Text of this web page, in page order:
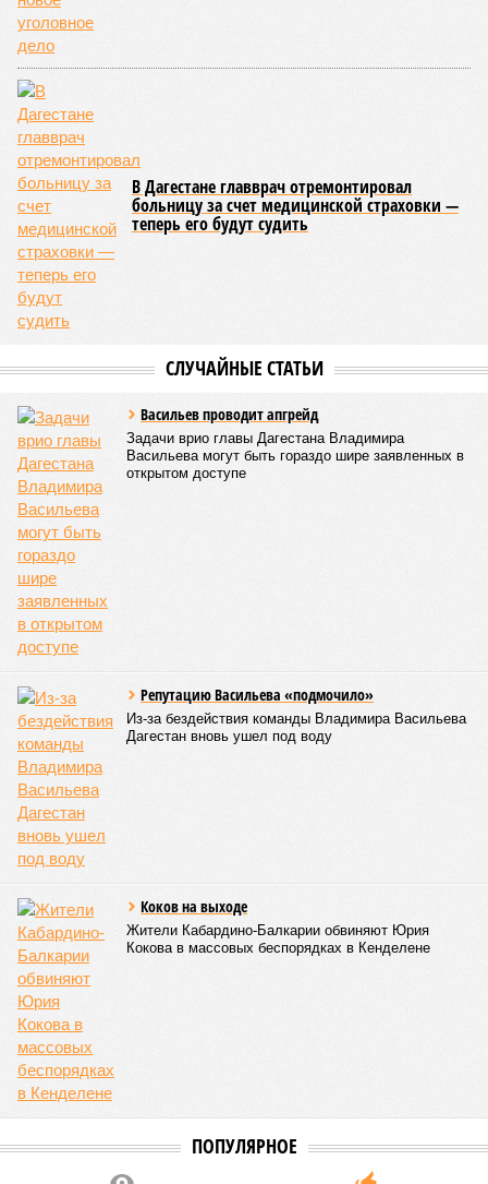
В Дагестане главврач отремонтировал
больницу за счет медицинской страховки —
теперь его будут судить
СЛУЧАЙНЫЕ СТАТЬИ
Васильев проводит апгрейд
Задачи врио главы Дагестана Владимира
Васильева могут быть гораздо шире заявленных в
открытом доступе
Репутацию Васильева «подмочило»
Из-за бездействия команды Владимира Васильева
Дагестан вновь ушел под воду
Коков на выходе
Жители Кабардино-Балкарии обвиняют Юрия
Кокова в массовых беспорядках в Кенделене
ПОПУЛЯРНОЕ